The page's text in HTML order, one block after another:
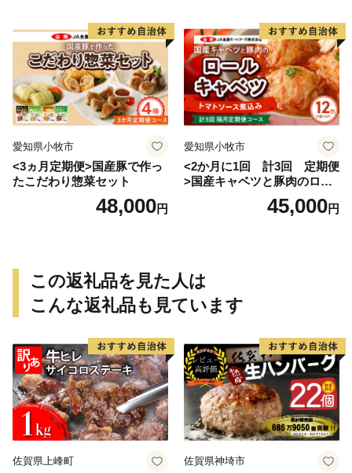
愛知県小牧市
<3ヵ月定期便>国産豚で作っ
たこだわり惣菜セット
48,000円
愛知県小牧市
<2か月に1回 計3回 定期便
>国産キャベツと豚肉のロー
ルキャベツ（6P入り）
45,000円
この返礼品を見た人は
こんな返礼品も見ています
佐賀県上峰町 佐賀県神埼市